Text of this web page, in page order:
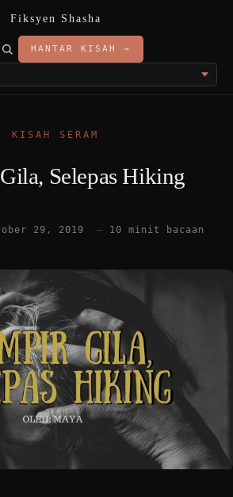
Fiksyen Shasha
HANTAR KISAH →
KISAH SERAM
Selepas Hiking
29, 2019 — 10 minit bacaan